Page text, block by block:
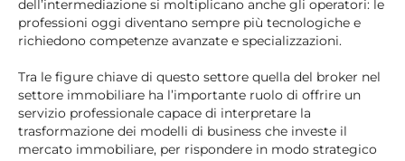
dell’intermediazione si moltiplicano anche gli operatori: le
professioni oggi diventano sempre più tecnologiche e
richiedono competenze avanzate e specializzazioni.
Tra le figure chiave di questo settore quella del broker nel
settore immobiliare ha l’importante ruolo di offrire un
servizio professionale capace di interpretare la
trasformazione dei modelli di business che investe il
mercato immobiliare, per rispondere in modo strategico